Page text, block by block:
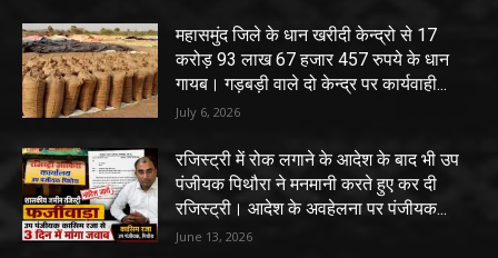
महासमुंद जिले के धान खरीदी केन्द्रो से 17
करोड़ 93 लाख 67 हजार 457 रुपये के धान
गायब। गड़बड़ी वाले दो केन्द्र पर कार्यवाही...
July 6, 2026
रजिस्ट्री में रोक लगाने के आदेश के बाद भी उप
पंजीयक पिथौरा ने मनमानी करते हुए कर दी
रजिस्ट्री। आदेश के अवहेलना पर पंजीयक...
June 13, 2026